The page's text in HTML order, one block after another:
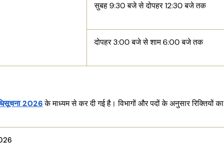
सुबह 9:30 बजे से दोपहर 12:30 बजे तक
दोपहर 3:00 बजे से शाम 6:00 बजे तक
2026के माध्यम से कर दी गई है। विभागों और पदों के अनुसार रिक्तियों का